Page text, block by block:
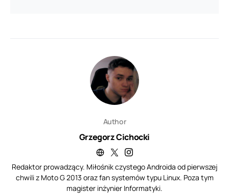
Author
Grzegorz Cichocki
Redaktor prowadzący. Miłośnik czystego Androida od pierwszej
chwili z Moto G 2013 oraz fan systemów typu Linux. Poza tym
magister inżynier Informatyki.